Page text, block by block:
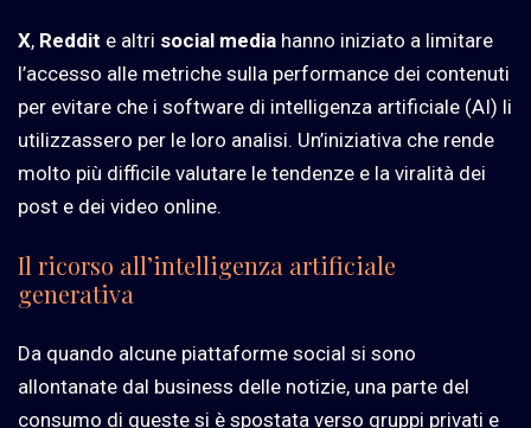
X, Reddit e altri social media hanno iniziato a limitare
l’accesso alle metriche sulla performance dei contenuti
per evitare che i software di intelligenza artificiale (AI) li
utilizzassero per le loro analisi. Un’iniziativa che rende
molto più difficile valutare le tendenze e la viralità dei
post e dei video online.
Il ricorso all’intelligenza artificiale
generativa
Da quando alcune piattaforme social si sono
allontanate dal business delle notizie, una parte del
consumo di queste si è spostata verso gruppi privati e